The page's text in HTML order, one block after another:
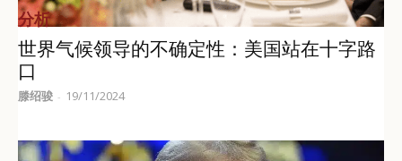
分析
世界气候领导的不确定性：美国站在十字路
口
滕绍骏 - 19/11/2024